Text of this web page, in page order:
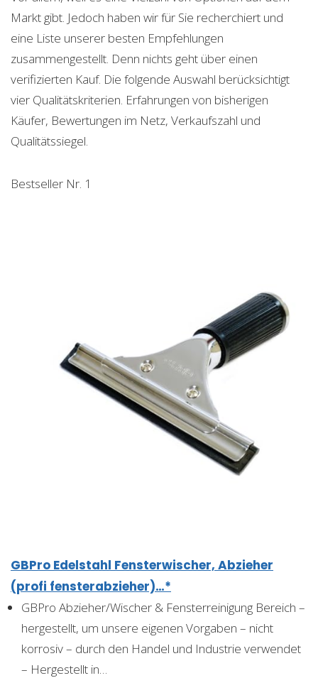
Markt gibt. Jedoch haben wir für Sie recherchiert und
eine Liste unserer besten Empfehlungen
zusammengestellt. Denn nichts geht über einen
verifizierten Kauf. Die folgende Auswahl berücksichtigt
vier Qualitätskriterien. Erfahrungen von bisherigen
Käufer, Bewertungen im Netz, Verkaufszahl und
Qualitätssiegel.
Bestseller Nr. 1
GBPro Edelstahl Fensterwischer, Abzieher
(profi fensterabzieher)…*
GBPro Abzieher/Wischer & Fensterreinigung Bereich –
hergestellt, um unsere eigenen Vorgaben – nicht
korrosiv – durch den Handel und Industrie verwendet
– Hergestellt in…